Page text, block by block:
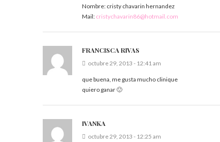
Nombre: cristy chavarin hernandez
Mail: cristychavarin86@hotmail.com
FRANCISCA RIVAS
octubre 29, 2013 - 12:41 am
que buena, me gusta mucho clinique
quiero ganar 🙂
IVANKA
octubre 29, 2013 - 12:25 am